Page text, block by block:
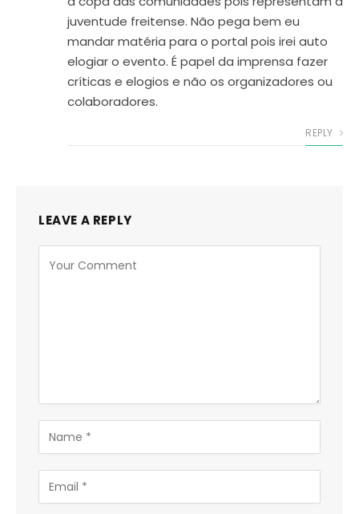
juventude freitense. Não pega bem eu
mandar matéria para o portal pois irei auto
elogiar o evento. É papel da imprensa fazer
críticas e elogios e não os organizadores ou
colaboradores.
REPLY
LEAVE A REPLY